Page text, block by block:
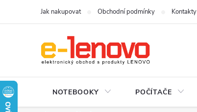
Jak nakupovat Obchodní podmínky Kontakty
NOTEBOOKY POČÍTAČE